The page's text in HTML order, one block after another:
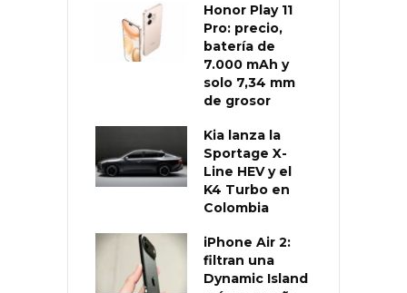
Honor Play 11
Pro: precio,
batería de
7.000 mAh y
solo 7,34 mm
de grosor
Kia lanza la
Sportage X-
Line HEV y el
K4 Turbo en
Colombia
iPhone Air 2:
filtran una
Dynamic Island